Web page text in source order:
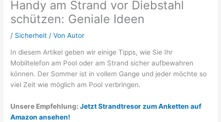
Handy am Strand vor Diebstahl
schützen: Geniale Ideen
/ Sicherheit / VonAutor
In diesem Artikel geben wir einige Tipps, wie Sie Ihr
Mobiltelefon am Pool oder am Strand sicher aufbewahren
können. Der Sommer ist in vollem Gange und jeder möchte so
viel Zeit wie möglich am Pool verbringen.
Unsere Empfehlung:Jetzt Strandtresor zum Anketten auf
Amazon ansehen!